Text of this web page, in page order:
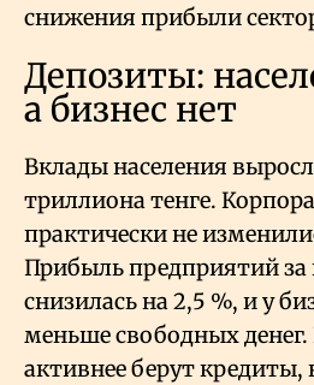
снижения прибыли
Депозиты:
а бизнес нет
Вклады населения
триллиона тенге.
практически не
Прибыль предприятий за
снизилась на 2,5 %, и у
меньше свободных
активнее берут кредиты,